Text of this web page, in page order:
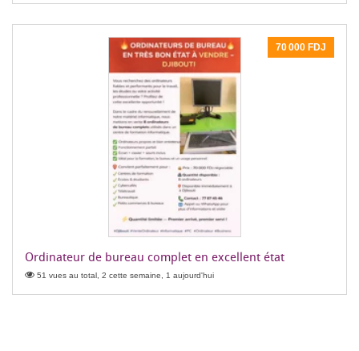
70 000 FDJ
Ordinateur de bureau complet en excellent état
51 vues au total, 2 cette semaine, 1 aujourd'hui